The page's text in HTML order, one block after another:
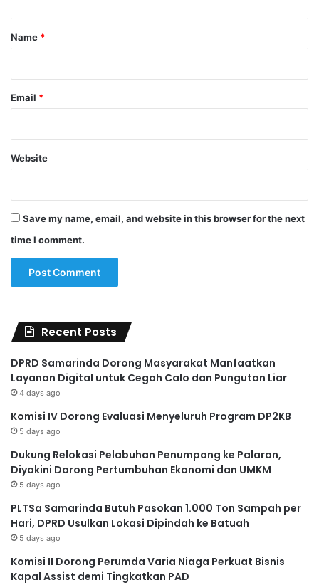
*
Name *
Email *
Website
Save my name, email, and website in this browser for the next
time I comment.
Recent Posts
DPRD Samarinda Dorong Masyarakat Manfaatkan
Layanan Digital untuk Cegah Calo dan Pungutan Liar
4 days ago
Komisi IV Dorong Evaluasi Menyeluruh Program DP2KB
5 days ago
Dukung Relokasi Pelabuhan Penumpang ke Palaran,
Diyakini Dorong Pertumbuhan Ekonomi dan UMKM
5 days ago
PLTSa Samarinda Butuh Pasokan 1.000 Ton Sampah per
Hari, DPRD Usulkan Lokasi Dipindah ke Batuah
5 days ago
Komisi II Dorong Perumda Varia Niaga Perkuat Bisnis
Kapal Assist demi Tingkatkan PAD